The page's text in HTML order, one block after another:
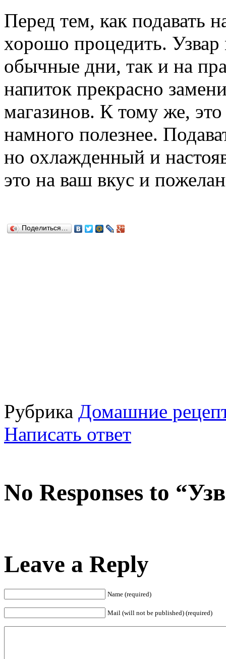
Перед тем, как подавать
хорошо процедить. Узвар
обычные дни, так и на
напиток прекрасно
магазинов. К тому же,
намного полезнее.
но охлажденный и
это на ваш вкус и
Поделиться…
Рубрика Домашние
Написать ответ
No Responses to
Leave a Reply
Name (required)
Mail (will not be published) (required)